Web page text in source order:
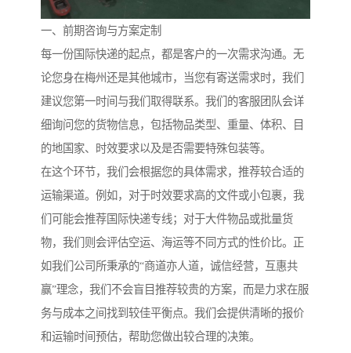
一、前期咨询与方案定制
每一份国际快递的起点，都是客户的一次需求沟通。无
论您身在梅州还是其他城市，当您有寄送需求时，我们
建议您第一时间与我们取得联系。我们的客服团队会详
细询问您的货物信息，包括物品类型、重量、体积、目
的地国家、时效要求以及是否需要特殊包装等。
在这个环节，我们会根据您的具体需求，推荐较合适的
运输渠道。例如，对于时效要求高的文件或小包裹，我
们可能会推荐国际快递专线；对于大件物品或批量货
物，我们则会评估空运、海运等不同方式的性价比。正
如我们公司所秉承的“商道亦人道，诚信经营，互惠共
赢”理念，我们不会盲目推荐较贵的方案，而是力求在服
务与成本之间找到较佳平衡点。我们会提供清晰的报价
和运输时间预估，帮助您做出较合理的决策。